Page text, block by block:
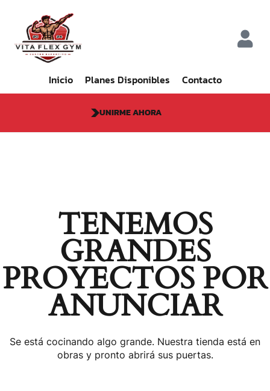
Inicio Planes Disponibles Contacto
UNIRME AHORA
TENEMOS
GRANDES
PROYECTOS POR
ANUNCIAR
Se está cocinando algo grande. Nuestra tienda está en
obras y pronto abrirá sus puertas.